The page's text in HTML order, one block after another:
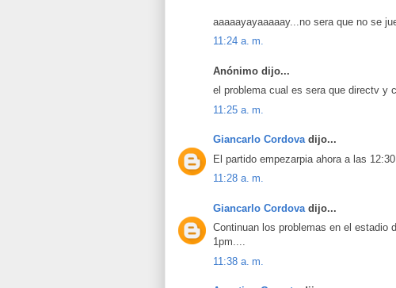
aaaaayayaaaaay...no sera que no se
11:24 a. m.
Anónimo dijo...
el problema cual es sera que directv y
11:25 a. m.
Giancarlo Cordovadijo...
El partido empezarpia ahora a las
11:28 a. m.
Giancarlo Cordova dijo...
Continuan los problemas en el estadio
1pm....
11:38 a. m.